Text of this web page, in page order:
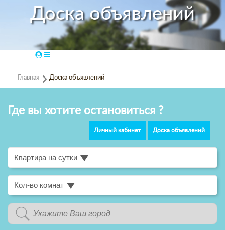
Доска объявлений
Главная Доска объявлений
Где вы хотите остановиться ?
Личный кабинет Доска объявлений
Квартира на сутки
Кол-во комнат